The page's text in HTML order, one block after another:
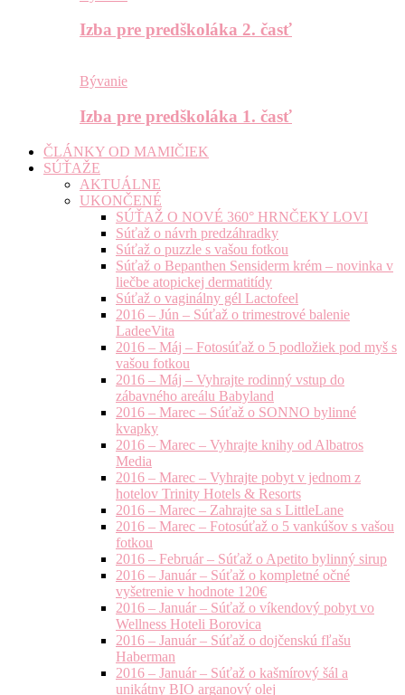
Izba pre predškoláka 2. časť
Bývanie
Izba pre predškoláka 1. časť
ČLÁNKY OD MAMIČIEK
SÚŤAŽE
AKTUÁLNE
UKONČENÉ
SÚŤAŽ O NOVÉ 360° HRNČEKY LOVI
Súťaž o návrh predzáhradky
Súťaž o puzzle s vašou fotkou
Súťaž o Bepanthen Sensiderm krém – novinka v
liečbe atopickej dermatitídy
Súťaž o vaginálny gél Lactofeel
2016 – Jún – Súťaž o trimestrové balenie
LadeeVita
2016 – Máj – Fotosúťaž o 5 podložiek pod myš s
vašou fotkou
2016 – Máj – Vyhrajte rodinný vstup do
zábavného areálu Babyland
2016 – Marec – Súťaž o SONNO bylinné
kvapky
2016 – Marec – Vyhrajte knihy od Albatros
Media
2016 – Marec – Vyhrajte pobyt v jednom z
hotelov Trinity Hotels & Resorts
2016 – Marec – Zahrajte sa s LittleLane
2016 – Marec – Fotosúťaž o 5 vankúšov s vašou
fotkou
2016 – Február – Súťaž o Apetito bylinný sirup
2016 – Január – Súťaž o kompletné očné
vyšetrenie v hodnote 120€
2016 – Január – Súťaž o víkendový pobyt vo
Wellness Hoteli Borovica
2016 – Január – Súťaž o dojčenskú fľašu
Haberman
2016 – Január – Súťaž o kašmírový šál a
unikátny BIO arganový olej